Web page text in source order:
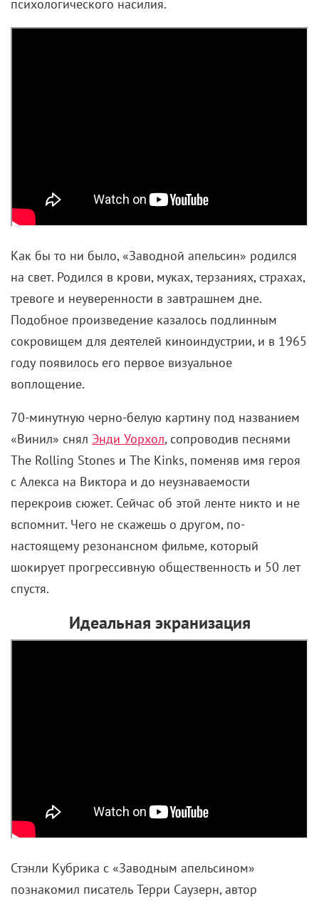
психологического насилия.
Как бы то ни было, «Заводной апельсин» родился
на свет. Родился в крови, муках, терзаниях, страхах,
тревоге и неуверенности в завтрашнем дне.
Подобное произведение казалось подлинным
сокровищем для деятелей киноиндустрии, и в 1965
году появилось его первое визуальное
воплощение.
70-минутную черно-белую картину под названием
«Винил» снял Энди Уорхол, сопроводив песнями
The Rolling Stones и The Kinks, поменяв имя героя
с Алекса на Виктора и до неузнаваемости
перекроив сюжет. Сейчас об этой ленте никто и не
вспомнит. Чего не скажешь о другом, по-
настоящему резонансном фильме, который
шокирует прогрессивную общественность и 50 лет
спустя.
Идеальная экранизация
Стэнли Кубрика с «Заводным апельсином»
познакомил писатель Терри Саузерн, автор